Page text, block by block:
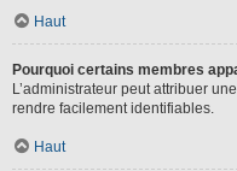
Haut
Pourquoi certains membres
L’administrateur peut attribuer
rendre facilement identifiables.
Haut